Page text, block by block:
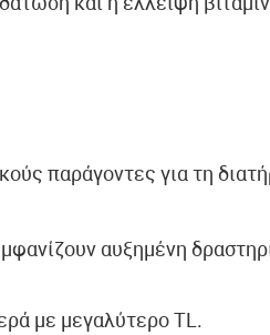
και η έλλειψη
παράγοντες για τη
αυξημένη
με μεγαλύτερο TL.